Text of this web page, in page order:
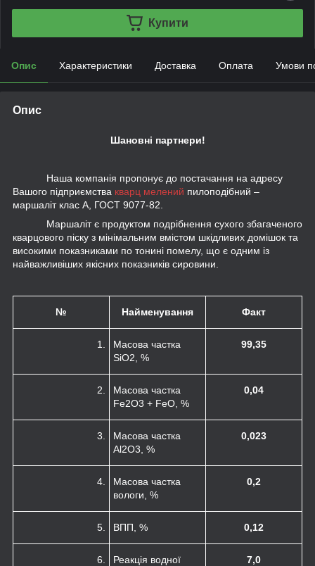
Купити
Опис Характеристики Доставка Оплата Умови
Опис
Шановні партнери!
Наша компанія пропонує до постачання на адресу
Вашого підприємства кварц мелений пилоподібний –
маршаліт клас А, ГОСТ 9077-82.
Маршаліт є продуктом подрібнення сухого збагаченого
кварцового піску з мінімальним вмістом шкідливих домішок та
високими показниками по тонині помелу, що є одним із
найважливіших якісних показників сировини.
№ Найменування Факт
1.
Масова частка
SiO2 , %
99,35
2.
Масова частка
Fe2O3 + FeO, %
0,04
3.
Масова частка
Al2O3 , %
0,023
4.
Масова частка
вологи, %
0,2
5. ВПП, % 0,12
6.
Реакція водної
7,0